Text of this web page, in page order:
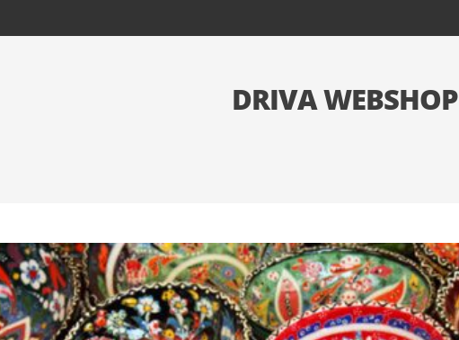
DRIVA WEBSHOP